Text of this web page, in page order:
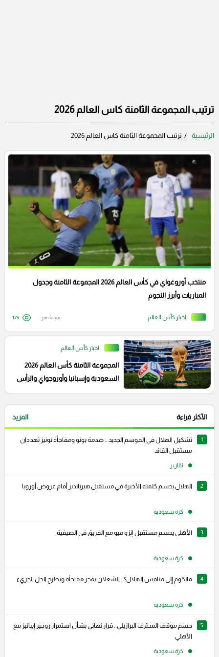
ترتيب المجموعة الثامنة كاس العالم 2026
الرئيسية ترتيب المجموعة الثامنة كاس العالم 2026
اخبار كأس العالم
منتخب أوروغواي في كأس العالم 2026 المجموعة الثامنة وجدول
المباريات وأبرز النجوم
منذ شهر 179
اخبار كأس العالم
المجموعة الثامنة كأس العالم 2026
السعودية وإسبانيا وأوروجواي والرأس
الأكثر قراءة المزيد
1
تشكيل الهلال في الموسم الجديد .. صدمة بونو ومفاجأة نونيز تهددان
مستقبل القائد
تقارير
2 الهلال يحسم كلمته الأخيرة في مستقبل هيرنانديز أمام عروض أوروبا
كرة سعودية
3 الأهلي يحسم مستقبل إنزو ميو مع الفريق في الصيفية
كرة سعودية
4 مالكوم إلى منافس الهلال؟.. الشعلان يفجر مفاجأة ويطرح الحل الجريء
كرة سعودية
5
حسم موقف المحترف البرازيلي.. قرار نهائي بشأن استمرار روجير إيبانيز مع
الأهلي
كرة سعودية